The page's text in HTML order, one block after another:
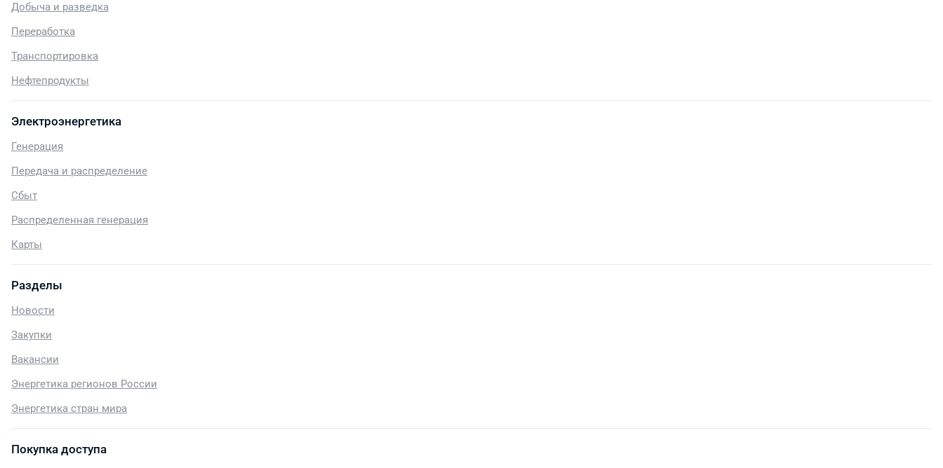
Добыча и разведка
Переработка
Транспортировка
Нефтепродукты
Электроэнергетика
Генерация
Передача и распределение
Сбыт
Распределенная генерация
Карты
Разделы
Новости
Закупки
Вакансии
Энергетика регионов России
Энергетика стран мира
Покупка доступа